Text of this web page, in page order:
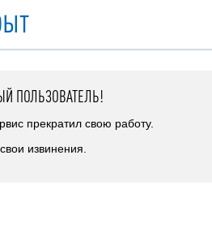
ПОЛЬЗОВАТЕЛЬ!
прекратил свою работу.
извинения.